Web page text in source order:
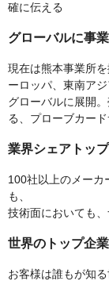
確に伝える
グローバルに事
現在は熊本事業所
ーロッパ、東南ア
グローバルに展開
る、プローブカー
業界シェアトッ
100社以上のメーカ
も、
技術面においても
世界のトップ企
お客様は誰もが知